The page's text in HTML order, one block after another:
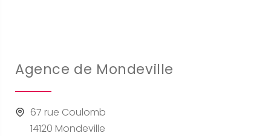
Agence de Mondeville
67 rue Coulomb
14120 Mondeville